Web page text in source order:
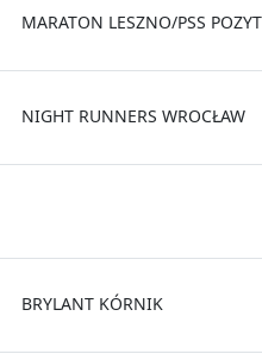
MARATON LESZNO/PSS
NIGHT RUNNERS WROCŁAW
BRYLANT KÓRNIK